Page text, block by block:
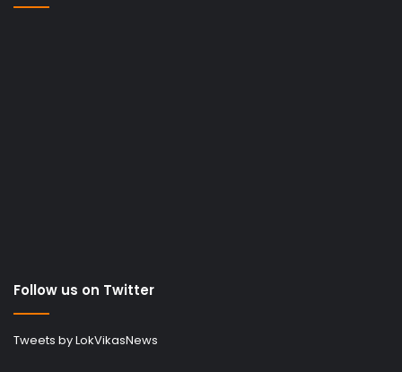
Follow us on Twitter
Tweets by LokVikasNews